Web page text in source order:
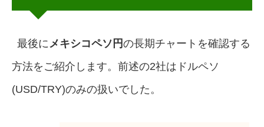
最後にメキシコペソ円の長期チャートを確認する
方法をご紹介します。前述の2社はドルペソ
(USD/TRY)のみの扱いでした。